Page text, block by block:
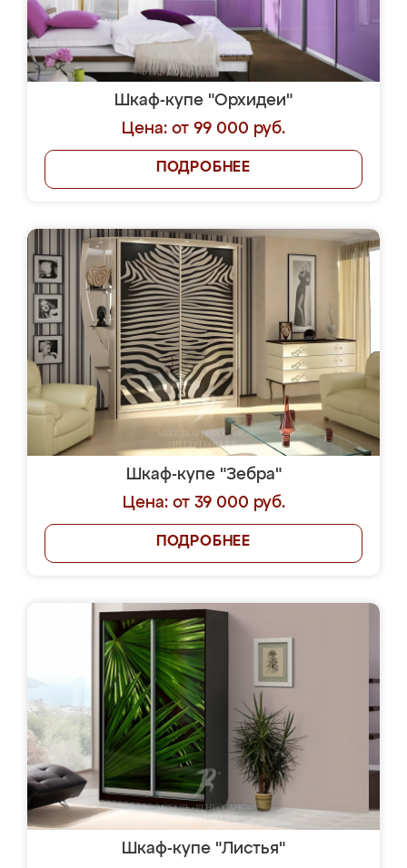
Шкаф-купе "Орхидеи"
Цена: от 99 000 руб.
ПОДРОБНЕЕ
Шкаф-купе "Зебра"
Цена: от 39 000 руб.
ПОДРОБНЕЕ
Шкаф-купе "Листья"